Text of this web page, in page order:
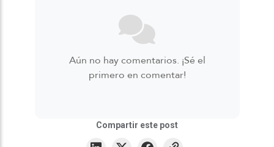
Aún no hay comentarios. ¡Sé el
primero en comentar!
Compartir este post